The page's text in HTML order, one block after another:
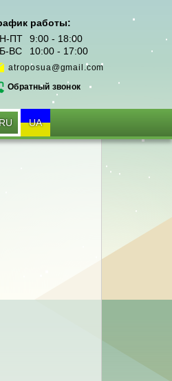
работы:
ПТ
9:00 - 18:00
ВС
10:00 - 17:00
atroposua@gmail.com
Обратный звонок
UA